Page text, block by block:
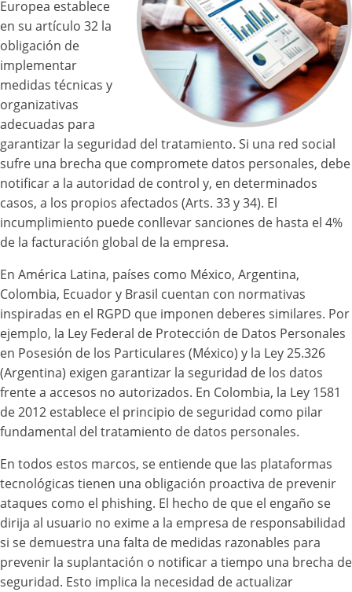
Europea establece
en su artículo 32 la
obligación de
implementar
medidas técnicas y
organizativas
adecuadas para
garantizar la seguridad del tratamiento. Si una red social
sufre una brecha que compromete datos personales, debe
notificar a la autoridad de control y, en determinados
casos, a los propios afectados (Arts. 33 y 34). El
incumplimiento puede conllevar sanciones de hasta el 4%
de la facturación global de la empresa.
En América Latina, países como México, Argentina,
Colombia, Ecuador y Brasil cuentan con normativas
inspiradas en el RGPD que imponen deberes similares. Por
ejemplo, la Ley Federal de Protección de Datos Personales
en Posesión de los Particulares (México) y la Ley 25.326
(Argentina) exigen garantizar la seguridad de los datos
frente a accesos no autorizados. En Colombia, la Ley 1581
de 2012 establece el principio de seguridad como pilar
fundamental del tratamiento de datos personales.
En todos estos marcos, se entiende que las plataformas
tecnológicas tienen una obligación proactiva de prevenir
ataques como el phishing. El hecho de que el engaño se
dirija al usuario no exime a la empresa de responsabilidad
si se demuestra una falta de medidas razonables para
prevenir la suplantación o notificar a tiempo una brecha de
seguridad. Esto implica la necesidad de actualizar